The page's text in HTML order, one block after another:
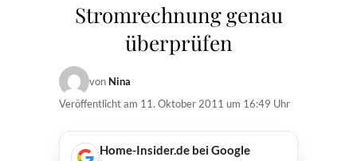
Stromrechnung genau
überprüfen
von Nina
Veröffentlicht am 11. Oktober 2011 um 16:49 Uhr
Home-Insider.de bei Google